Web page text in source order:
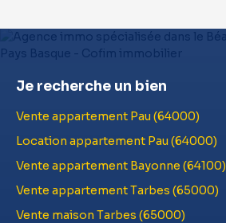
Je recherche un bien
Vente appartement Pau (64000)
Location appartement Pau (64000)
Vente appartement Bayonne (64100)
Vente appartement Tarbes (65000)
Vente maison Tarbes (65000)